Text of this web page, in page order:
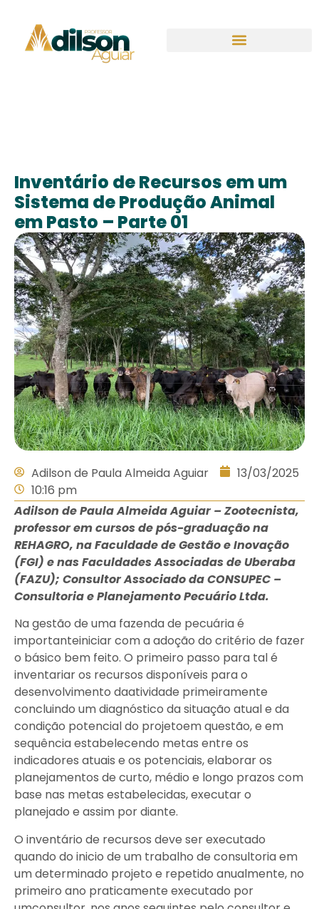
Inventário de Recursos em um
Sistema de Produção Animal
em Pasto – Parte 01
Adilson de Paula Almeida Aguiar
13/03/2025
10:16 pm
Adilson de Paula Almeida Aguiar – Zootecnista,
professor em cursos de pós-graduação na
REHAGRO, na Faculdade de Gestão e Inovação
(FGI) e nas Faculdades Associadas de Uberaba
(FAZU); Consultor Associado da CONSUPEC –
Consultoria e Planejamento Pecuário Ltda.
Na gestão de uma fazenda de pecuária é
importanteiniciar com a adoção do critério de fazer
o básico bem feito. O primeiro passo para tal é
inventariar os recursos disponíveis para o
desenvolvimento daatividade primeiramente
concluindo um diagnóstico da situação atual e da
condição potencial do projetoem questão, e em
sequência estabelecendo metas entre os
indicadores atuais e os potenciais, elaborar os
planejamentos de curto, médio e longo prazos com
base nas metas estabelecidas, executar o
planejado e assim por diante.
O inventário de recursos deve ser executado
quando do inicio de um trabalho de consultoria em
um determinado projeto e repetido anualmente, no
primeiro ano praticamente executado por